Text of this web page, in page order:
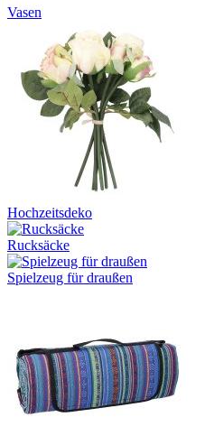
Vasen
Hochzeitsdeko
Rucksäcke
Spielzeug für draußen